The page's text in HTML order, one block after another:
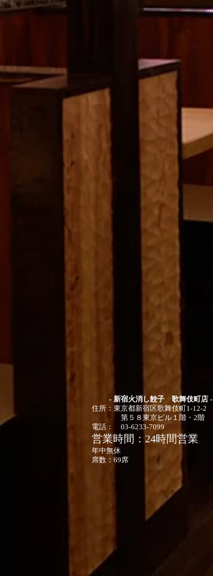
- 新宿火消し餃子 歌舞伎町店 -
住所： 東京都新宿区歌舞伎町1-12-2
第５８東京ビル１階・2階
電話： 03-6233-7099
営業時間：24時間営業
年中無休
席数： ​69席